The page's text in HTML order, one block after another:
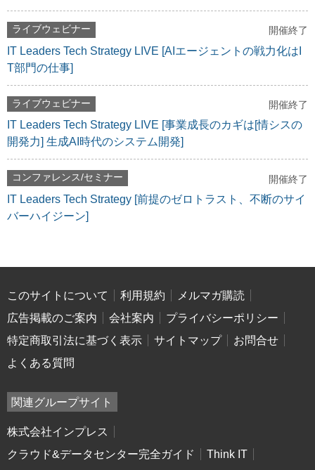
ライブウェビナー 開催終了
IT Leaders Tech Strategy LIVE [AIエージェントの戦力化はI
T部門の仕事]
ライブウェビナー 開催終了
IT Leaders Tech Strategy LIVE [事業成長のカギは[情シスの
開発力] 生成AI時代のシステム開発]
コンファレンス/セミナー 開催終了
IT Leaders Tech Strategy [前提のゼロトラスト、不断のサイ
バーハイジーン]
このサイトについて 利用規約
メルマガ購読
広告掲載のご案内
会社案内
プライバシーポリシー
特定商取引法に基づく表示
サイトマップ
お問合せ
よくある質問
関連グループサイト
株式会社インプレス
クラウド&データセンター完全ガイド
Think IT